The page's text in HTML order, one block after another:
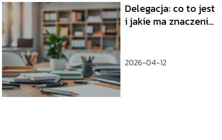
Delegacja: co to jest
i jakie ma znaczenie
2026-04-12